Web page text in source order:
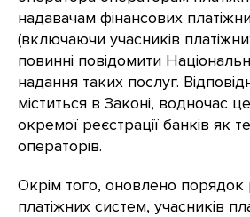
надавачам фінансових
(включаючи учасників
повинні повідомити
надання таких послуг.
міститься в Законі, водночас
окремої реєстрації банків як
операторів.
Окрім того, оновлено порядок
платіжних систем, учасників